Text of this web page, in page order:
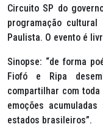
Circuito SP do
programação
Paulista. O evento é
Sinopse: “de forma
Fiofó e Ripa
compartilhar com
emoções
estados brasileiros”.